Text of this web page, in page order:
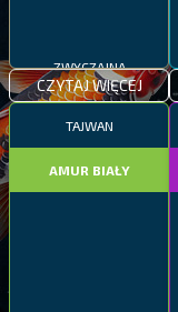
ZWYCZAJNA
CZYTAJ WIĘCEJ
TAJWAN
AMUR BIAŁY